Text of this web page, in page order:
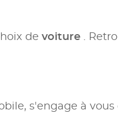
de voiture .
s'engage à